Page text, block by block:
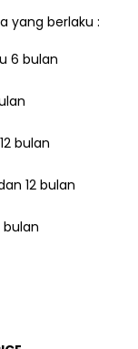
yang berlaku :
6 bulan
bulan
12 bulan
bulan